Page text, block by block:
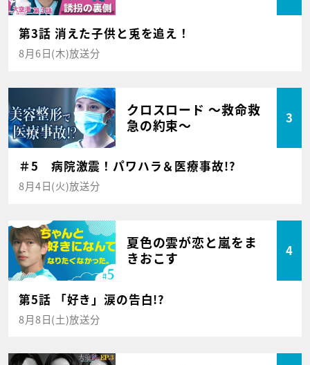
第3話 消えた子供と兎を追え！
8月6日(木)放送分
クロスロード ～救命救
急の約束～
3
＃5 病院激震！パワハラ＆医療事故!?
8月4日(火)放送分
夏色の雲が恋と嵐をま
きおこす
4
第5話 「好き」涙の告白!?
8月8日(土)放送分